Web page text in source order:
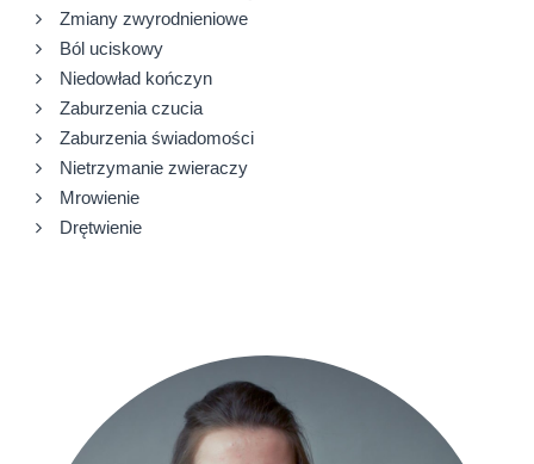
Zmiany zwyrodnieniowe
Ból uciskowy
Niedowład kończyn
Zaburzenia czucia
Zaburzenia świadomości
Nietrzymanie zwieraczy
Mrowienie
Drętwienie